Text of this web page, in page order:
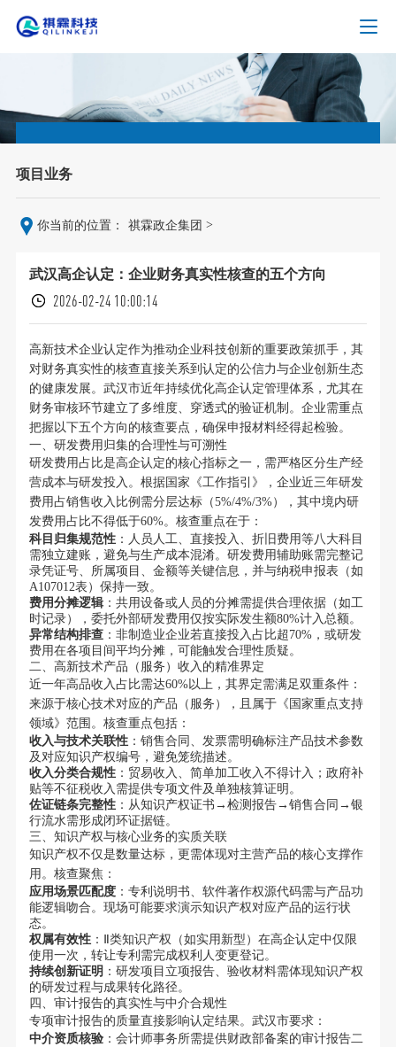
项目业务
你当前的位置： 祺霖政企集团 >
武汉高企认定：企业财务真实性核查的五个方向
2026-02-24 10:00:14
高新技术企业认定作为推动企业科技创新的重要政策抓手，其
对财务真实性的核查直接关系到认定的公信力与企业创新生态
的健康发展。武汉市近年持续优化高企认定管理体系，尤其在
财务审核环节建立了多维度、穿透式的验证机制。企业需重点
把握以下五个方向的核查要点，确保申报材料经得起检验。
一、研发费用归集的合理性与可溯性
研发费用占比是高企认定的核心指标之一，需严格区分生产经
营成本与研发投入。根据国家《工作指引》，企业近三年研发
费用占销售收入比例需分层达标（5%/4%/3%），其中境内研
发费用占比不得低于60%。核查重点在于：
科目归集规范性：人员人工、直接投入、折旧费用等八大科目
需独立建账，避免与生产成本混淆。研发费用辅助账需完整记
录凭证号、所属项目、金额等关键信息，并与纳税申报表（如
A107012表）保持一致。
费用分摊逻辑：共用设备或人员的分摊需提供合理依据（如工
时记录），委托外部研发费用仅按实际发生额80%计入总额。
异常结构排查：非制造业企业若直接投入占比超70%，或研发
费用在各项目间平均分摊，可能触发合理性质疑。
二、高新技术产品（服务）收入的精准界定
近一年高品收入占比需达60%以上，其界定需满足双重条件：
来源于核心技术对应的产品（服务），且属于《国家重点支持
领域》范围。核查重点包括：
收入与技术关联性：销售合同、发票需明确标注产品技术参数
及对应知识产权编号，避免笼统描述。
收入分类合规性：贸易收入、简单加工收入不得计入；政府补
贴等不征税收入需提供专项文件及单独核算证明。
佐证链条完整性：从知识产权证书→检测报告→销售合同→银
行流水需形成闭环证据链。
三、知识产权与核心业务的实质关联
知识产权不仅是数量达标，更需体现对主营产品的核心支撑作
用。核查聚焦：
应用场景匹配度：专利说明书、软件著作权源代码需与产品功
能逻辑吻合。现场可能要求演示知识产权对应产品的运行状
态。
权属有效性：Ⅱ类知识产权（如实用新型）在高企认定中仅限
使用一次，转让专利需完成权利人变更登记。
持续创新证明 ：研发项目立项报告、验收材料需体现知识产权
的研发过程与成果转化路径。
四、审计报告的真实性与中介合规性
专项审计报告的质量直接影响认定结果。武汉市要求：
中介资质核验：会计师事务所需提供财政部备案的审计报告二